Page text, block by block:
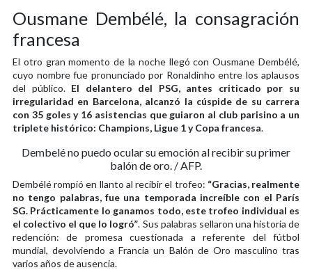
Ousmane Dembélé, la consagración
francesa
El otro gran momento de la noche llegó con Ousmane Dembélé,
cuyo nombre fue pronunciado por Ronaldinho entre los aplausos
del público. El delantero del PSG, antes criticado por su
irregularidad en Barcelona, alcanzó la cúspide de su carrera
con 35 goles y 16 asistencias que guiaron al club parisino a un
triplete histórico: Champions, Ligue 1 y Copa francesa.
Dembelé no puedo ocular su emoción al recibir su primer
balón de oro. / AFP.
Dembélé rompió en llanto al recibir el trofeo: “Gracias, realmente
no tengo palabras, fue una temporada increíble con el París
SG. Prácticamente lo ganamos todo, este trofeo individual es
el colectivo el que lo logró”. Sus palabras sellaron una historia de
redención: de promesa cuestionada a referente del fútbol
mundial, devolviendo a Francia un Balón de Oro masculino tras
varios años de ausencia.